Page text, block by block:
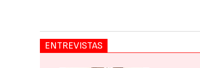
ENTREVISTAS